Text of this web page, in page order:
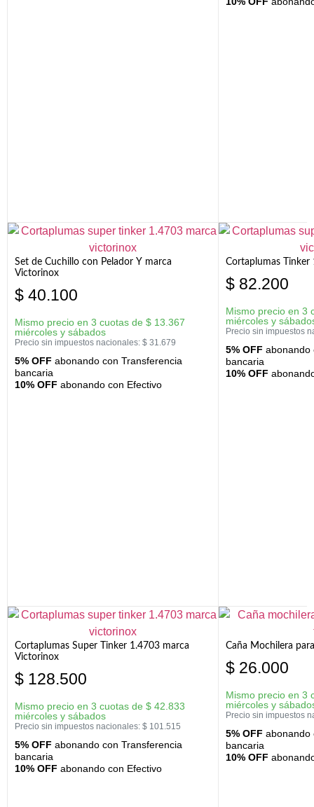
Set de Cuchillo con Pelador Y marca
Victorinox
$ 40.100
Mismo precio en 3 cuotas de $ 13.367
miércoles y sábados
Precio sin impuestos nacionales: $ 31.679
5% OFF abonando con Transferencia
bancaria
10% OFF abonando con Efectivo
Cortaplumas
$ 82.200
Mismo precio en 3
miércoles y
Precio sin impuestos
5% OFF abonando
bancaria
10% OFF
Cortaplumas Super Tinker 1.4703 marca
Victorinox
$ 128.500
Mismo precio en 3 cuotas de $ 42.833
miércoles y sábados
Precio sin impuestos nacionales: $ 101.515
5% OFF abonando con Transferencia
bancaria
10% OFF abonando con Efectivo
Caña Mochilera
$ 26.000
Mismo precio en 3
miércoles y
Precio sin impuestos
5% OFF abonando
bancaria
10% OFF